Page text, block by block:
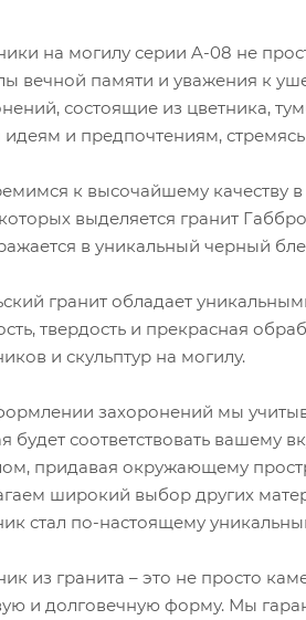
на могилу серии A-08 не
вечной памяти и уважения к
состоящие из цветника,
и предпочтениям,
к высочайшему качеству
выделяется гранит
в уникальный черный
гранит обладает
твердость и прекрасная
и скульптур на могилу.
захоронений мы
будет соответствовать вашему
придавая окружающему
широкий выбор других
стал по-настоящему
из гранита – это не просто
и долговечную форму. Мы